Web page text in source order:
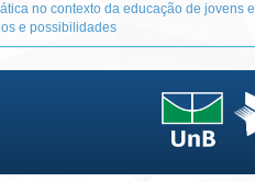
no contexto da educação de jovens e
e possibilidades